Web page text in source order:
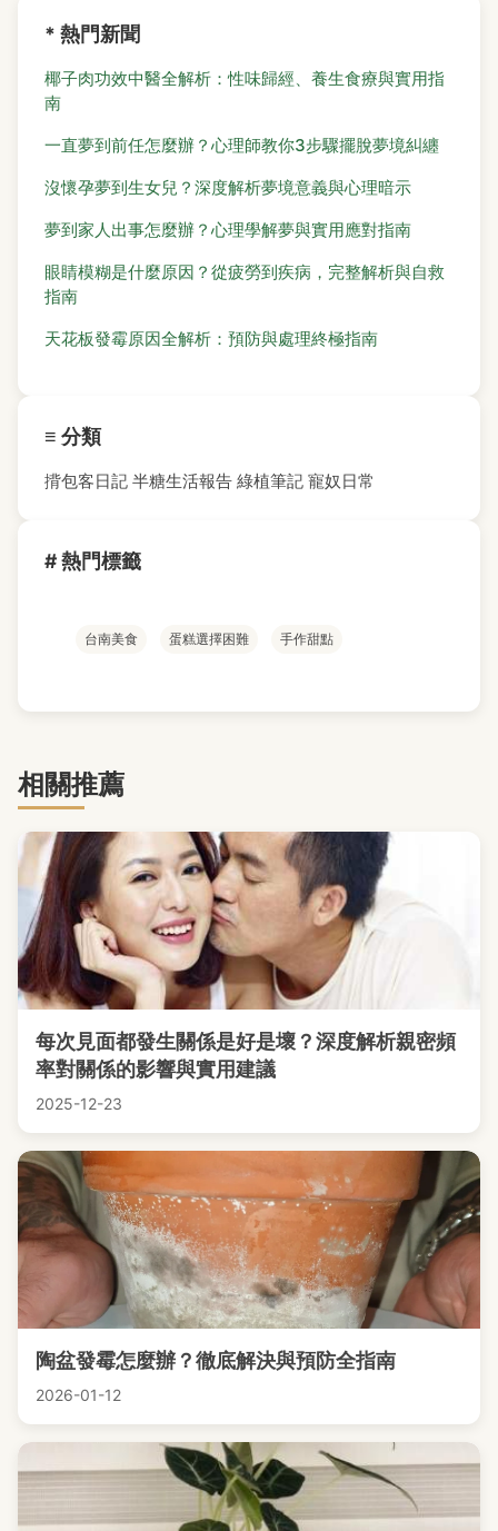
* 熱門新聞
椰子肉功效中醫全解析：性味歸經、養生食療與實用指
南
一直夢到前任怎麼辦？心理師教你3步驟擺脫夢境糾纏
沒懷孕夢到生女兒？深度解析夢境意義與心理暗示
夢到家人出事怎麼辦？心理學解夢與實用應對指南
眼睛模糊是什麼原因？從疲勞到疾病，完整解析與自救
指南
天花板發霉原因全解析：預防與處理終極指南
≡ 分類
揹包客日記 半糖生活報告 綠植筆記 寵奴日常
# 熱門標籤
台南美食 蛋糕選擇困難 手作甜點
相關推薦
每次見面都發生關係是好是壞？深度解析親密頻
率對關係的影響與實用建議
2025-12-23
陶盆發霉怎麼辦？徹底解決與預防全指南
2026-01-12